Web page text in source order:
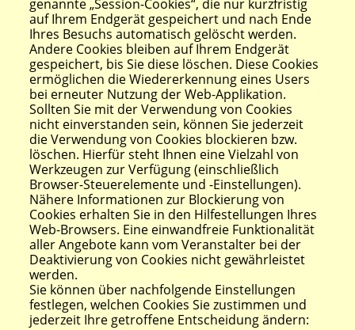
genannte „Session-Cookies“, die nur kurzfristig
auf Ihrem Endgerät gespeichert und nach Ende
Ihres Besuchs automatisch gelöscht werden.
Andere Cookies bleiben auf Ihrem Endgerät
gespeichert, bis Sie diese löschen. Diese Cookies
ermöglichen die Wiedererkennung eines Users
bei erneuter Nutzung der Web-Applikation.
Sollten Sie mit der Verwendung von Cookies
nicht einverstanden sein, können Sie jederzeit
die Verwendung von Cookies blockieren bzw.
löschen. Hierfür steht Ihnen eine Vielzahl von
Werkzeugen zur Verfügung (einschließlich
Browser-Steuerelemente und -Einstellungen).
Nähere Informationen zur Blockierung von
Cookies erhalten Sie in den Hilfestellungen Ihres
Web-Browsers. Eine einwandfreie Funktionalität
aller Angebote kann vom Veranstalter bei der
Deaktivierung von Cookies nicht gewährleistet
werden.
Sie können über nachfolgende Einstellungen
festlegen, welchen Cookies Sie zustimmen und
jederzeit Ihre getroffene Entscheidung ändern: